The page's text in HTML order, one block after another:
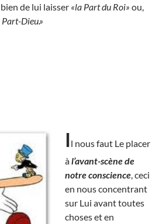
de lui laisser «la Part du Roi» ou,
Part-Dieu.»
Il nous faut Le placer
àl’avant-scène de
notre conscience , ceci
en nous concentrant
sur Lui avant toutes
choses et en